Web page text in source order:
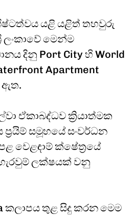
යළි යළිත් තහවුරු
ලංකාවේ මෙන්ම
දිනු Port City හි World
Apartment
ඇත.
ඒකාබද්ධව ක්‍රියාත්මක
ප්‍රයිම් සමූහයේ සංවර්ධන
වෙළඳාම් ක්ෂේත්‍රයේ
ලක්ෂයක් වනු
කලාපය තුළ සිදු කරන මෙම